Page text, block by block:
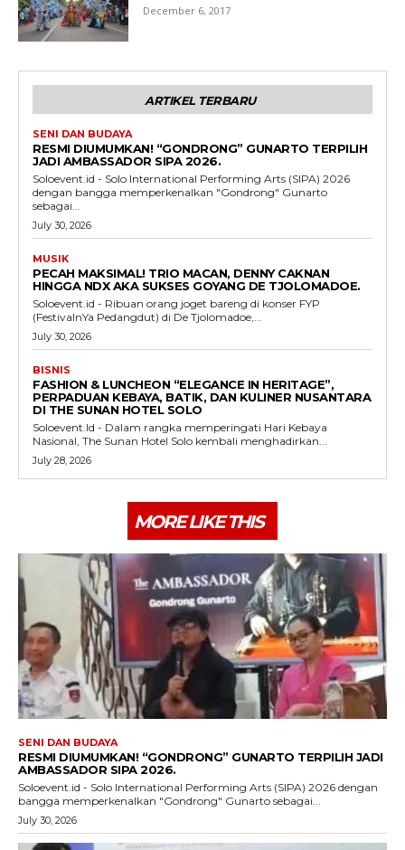
December 6, 2017
ARTIKEL TERBARU
SENI DAN BUDAYA
RESMI DIUMUMKAN! “GONDRONG” GUNARTO TERPILIH
JADI AMBASSADOR SIPA 2026.
Soloevent.id - Solo International Performing Arts (SIPA) 2026
dengan bangga memperkenalkan "Gondrong" Gunarto
sebagai...
July 30, 2026
MUSIK
PECAH MAKSIMAL! TRIO MACAN, DENNY CAKNAN
HINGGA NDX AKA SUKSES GOYANG DE TJOLOMADOE.
Soloevent.id - Ribuan orang joget bareng di konser FYP
(FestivalnYa Pedangdut) di De Tjolomadoe,...
July 30, 2026
BISNIS
FASHION & LUNCHEON “ELEGANCE IN HERITAGE”,
PERPADUAN KEBAYA, BATIK, DAN KULINER NUSANTARA
DI THE SUNAN HOTEL SOLO
Soloevent.Id - Dalam rangka memperingati Hari Kebaya
Nasional, The Sunan Hotel Solo kembali menghadirkan...
July 28, 2026
MORE LIKE THIS
SENI DAN BUDAYA
RESMI DIUMUMKAN! “GONDRONG” GUNARTO TERPILIH JADI
AMBASSADOR SIPA 2026.
Soloevent.id - Solo International Performing Arts (SIPA) 2026 dengan
bangga memperkenalkan "Gondrong" Gunarto sebagai...
July 30, 2026